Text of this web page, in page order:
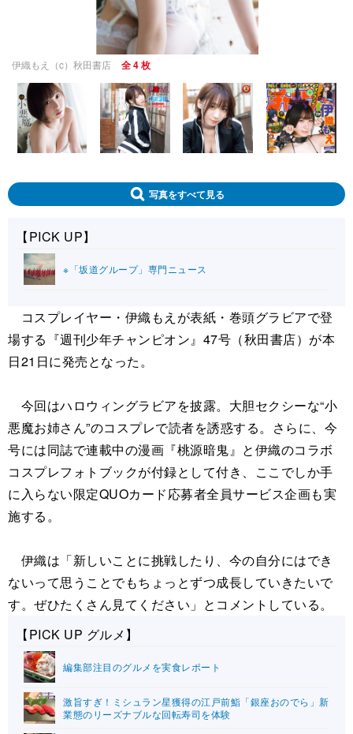
伊織もえ（c）秋田書店 全 4 枚
写真をすべて見る
【PICK UP】
※「坂道グループ」専門ニュース
コスプレイヤー・伊織もえが表紙・巻頭グラビアで登
場する『週刊少年チャンピオン』47号（秋田書店）が本
日21日に発売となった。
今回はハロウィングラビアを披露。大胆セクシーな“小
悪魔お姉さん”のコスプレで読者を誘惑する。さらに、今
号には同誌で連載中の漫画『桃源暗鬼』と伊織のコラボ
コスプレフォトブックが付録として付き、ここでしか手
に入らない限定QUOカード応募者全員サービス企画も実
施する。
伊織は「新しいことに挑戦したり、今の自分にはでき
ないって思うことでもちょっとずつ成長していきたいで
す。ぜひたくさん見てください」とコメントしている。
【PICK UP グルメ】
編集部注目のグルメを実食レポート
激旨すぎ！ミシュラン星獲得の江戸前鮨「銀座おのでら」新
業態のリーズナブルな回転寿司を体験